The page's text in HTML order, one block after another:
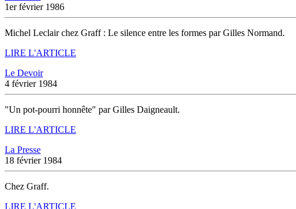
1er février 1986
Michel Leclair chez Graff : Le silence entre les formes par Gilles Normand.
LIRE L'ARTICLE
Le Devoir
4 février 1984
"Un pot-pourri honnête" par Gilles Daigneault.
LIRE L'ARTICLE
La Presse
18 février 1984
Chez Graff.
LIRE L'ARTICLE